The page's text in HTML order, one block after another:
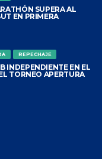
SUPERA AL
EN PRIMERA
REPECHAJE
INDEPENDIENTE EN EL
TORNEO APERTURA